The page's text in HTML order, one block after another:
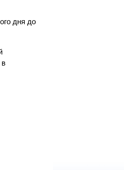
дня до
в